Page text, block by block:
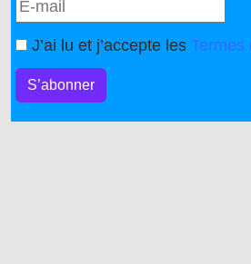
J’ai lu et j’accepte les Termes
S’abonner